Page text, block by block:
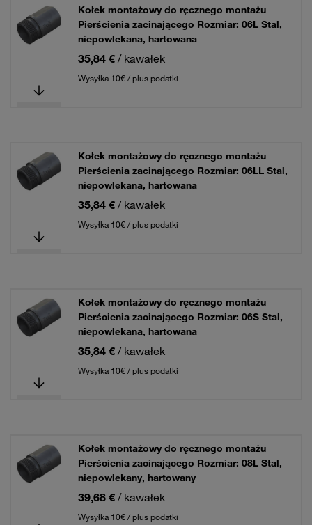
Kołek montażowy do ręcznego montażu
Pierścienia zacinającego Rozmiar: 06L Stal,
niepowlekana, hartowana
35,84 € / kawałek
Wysyłka 10€ / plus podatki
Kołek montażowy do ręcznego montażu
Pierścienia zacinającego Rozmiar: 06LL Stal,
niepowlekana, hartowana
35,84 € / kawałek
Wysyłka 10€ / plus podatki
Kołek montażowy do ręcznego montażu
Pierścienia zacinającego Rozmiar: 06S Stal,
niepowlekana, hartowana
35,84 € / kawałek
Wysyłka 10€ / plus podatki
Kołek montażowy do ręcznego montażu
Pierścienia zacinającego Rozmiar: 08L Stal,
niepowlekany, hartowany
39,68 € / kawałek
Wysyłka 10€ / plus podatki